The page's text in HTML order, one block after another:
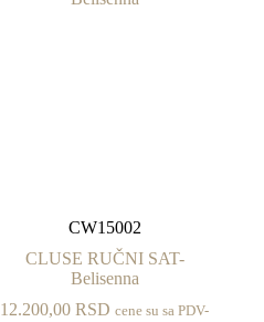
CW15002
CLUSE RUČNI SAT-
Belisenna
12.200,00RSD cene su sa PDV-